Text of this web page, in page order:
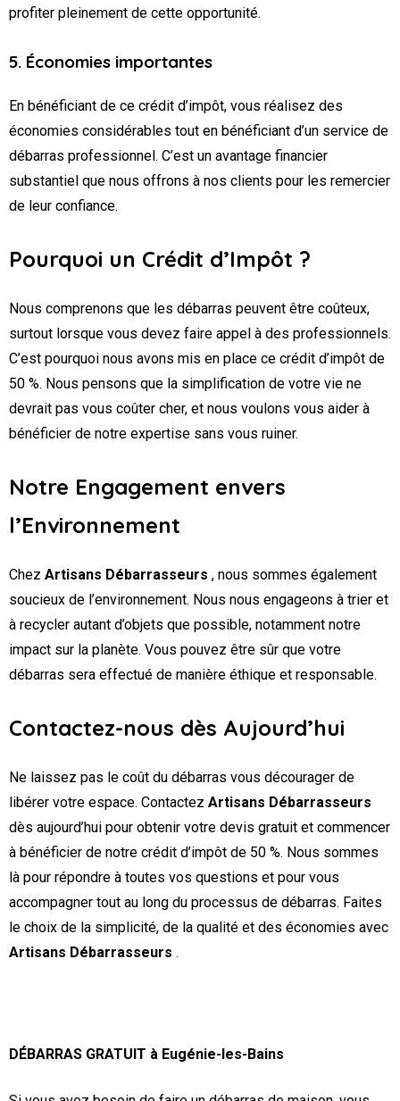
profiter pleinement de cette opportunité.
5. Économies importantes
En bénéficiant de ce crédit d’impôt, vous réalisez des
économies considérables tout en bénéficiant d’un service de
débarras professionnel. C’est un avantage financier
substantiel que nous offrons à nos clients pour les remercier
de leur confiance.
Pourquoi un Crédit d’Impôt ?
Nous comprenons que les débarras peuvent être coûteux,
surtout lorsque vous devez faire appel à des professionnels.
C’est pourquoi nous avons mis en place ce crédit d’impôt de
50 %. Nous pensons que la simplification de votre vie ne
devrait pas vous coûter cher, et nous voulons vous aider à
bénéficier de notre expertise sans vous ruiner.
Notre Engagement envers
l’Environnement
Chez Artisans Débarrasseurs , nous sommes également
soucieux de l’environnement. Nous nous engageons à trier et
à recycler autant d’objets que possible, notamment notre
impact sur la planète. Vous pouvez être sûr que votre
débarras sera effectué de manière éthique et responsable.
Contactez-nous dès Aujourd’hui
Ne laissez pas le coût du débarras vous décourager de
libérer votre espace. Contactez Artisans Débarrasseurs
dès aujourd’hui pour obtenir votre devis gratuit et commencer
à bénéficier de notre crédit d’impôt de 50 %. Nous sommes
là pour répondre à toutes vos questions et pour vous
accompagner tout au long du processus de débarras. Faites
le choix de la simplicité, de la qualité et des économies avec
Artisans Débarrasseurs .
DÉBARRAS GRATUIT à Eugénie-les-Bains